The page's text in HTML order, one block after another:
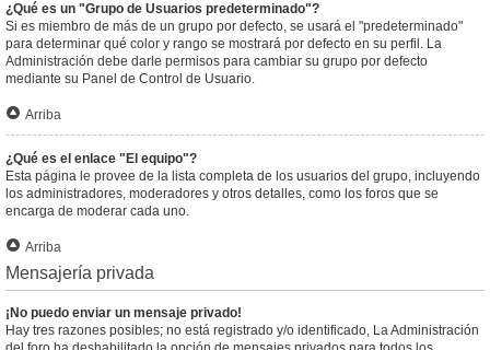
¿Qué es un "Grupo de Usuarios predeterminado"?
Si es miembro de más de un grupo por defecto, se usará el "predeterminado"
para determinar qué color y rango se mostrará por defecto en su perfil. La
Administración debe darle permisos para cambiar su grupo por defecto
mediante su Panel de Control de Usuario.
Arriba
¿Qué es el enlace "El equipo"?
Esta página le provee de la lista completa de los usuarios del grupo, incluyendo
los administradores, moderadores y otros detalles, como los foros que se
encarga de moderar cada uno.
Arriba
Mensajería privada
¡No puedo enviar un mensaje privado!
Hay tres razones posibles; no está registrado y/o identificado, La Administración